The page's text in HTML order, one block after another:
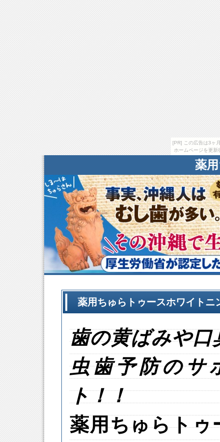
[PR] この広告は3ヶ
ホームページを更
薬
薬用ちゅらトゥースホワイト
歯の黄ばみや口
虫歯予防のサ
ト！！
薬用ちゅらトゥ